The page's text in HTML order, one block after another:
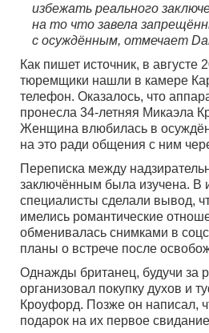
избежать реального
на то что завела
с осуждённым, отмечает
Как пишет источник, в августе
тюремщики нашли в камере
телефон. Оказалось, что
пронесла 34-летняя Микаэла
Женщина влюбилась в
на это ради общения с ним
Переписка между
заключённым была изучена. В
специалисты сделали вывод,
имелись романтические
обменивалась снимками в
планы о встрече после
Однажды британец, будучи за
организовал покупку духов и
Кроуфорд. Позже он написал,
подарок на их первое